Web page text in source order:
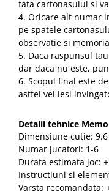
fata cartonasului si
4. Oricare alt numar
pe spatele
observatie si
5. Daca raspunsul
dar daca nu este,
6. Scopul final este
astfel vei iesi
Detalii tehnice
Dimensiune cutie:
Numar jucatori: 1-6
Durata estimata joc:
Instructiuni si
Varsta recomandata: